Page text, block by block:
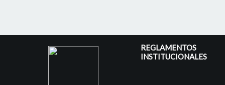
REGLAMENTOS
INSTITUCIONALES